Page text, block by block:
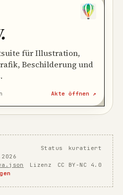
.
für Illustration,
Beschilderung und
Akte öffnen ↗
Status
kuratiert
Lizenz
CC BY-NC 4.0